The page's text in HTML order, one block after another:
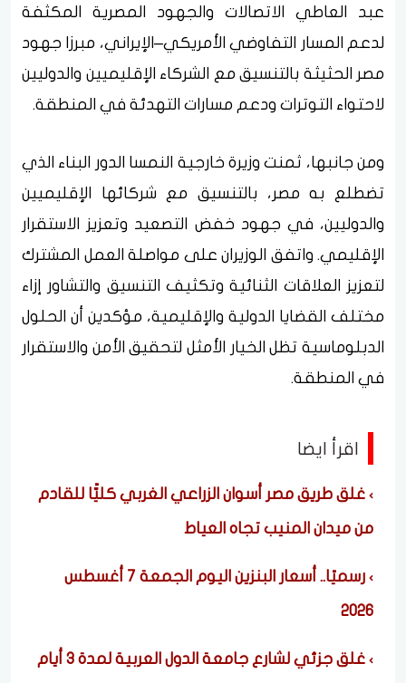
عبد العاطي الاتصالات والجهود المصرية المكثفة
لدعم المسار التفاوضي الأمريكي–الإيراني، مبرزا جهود
مصر الحثيثة بالتنسيق مع الشركاء الإقليميين والدوليين
لاحتواء التوترات ودعم مسارات التهدئة في المنطقة.
ومن جانبها، ثمنت وزيرة خارجية النمسا الدور البناء الذي
تضطلع به مصر، بالتنسيق مع شركائها الإقليميين
والدوليين، في جهود خفض التصعيد وتعزيز الاستقرار
الإقليمي. واتفق الوزيران على مواصلة العمل المشترك
لتعزيز العلاقات الثنائية وتكثيف التنسيق والتشاور إزاء
مختلف القضايا الدولية والإقليمية، مؤكدين أن الحلول
الدبلوماسية تظل الخيار الأمثل لتحقيق الأمن والاستقرار
في المنطقة.
اقرأ ايضا
غلق طريق مصر أسوان الزراعي الغربي كليًّا للقادم
من ميدان المنيب تجاه العياط
رسميًا.. أسعار البنزين اليوم الجمعة 7 أغسطس
2026
غلق جزئي لشارع جامعة الدول العربية لمدة ٣ أيام